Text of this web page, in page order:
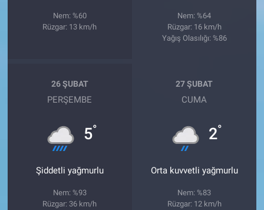
Nem: %60
Rüzgar: 13 km/h
Nem: %64
Rüzgar: 16 km/h
Yağış Olasılığı: %86
26 ŞUBAT
PERŞEMBE
5°
Şiddetli yağmurlu
Nem: %93
Rüzgar: 36 km/h
27 ŞUBAT
CUMA
2°
Orta kuvvetli yağmurlu
Nem: %83
Rüzgar: 12 km/h